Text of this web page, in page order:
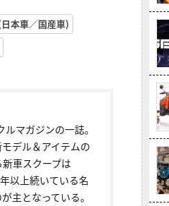
本車／国産車)
マガジンの一誌。
デル＆アイテムの
車スクープは
以上続いている名
主となっている。